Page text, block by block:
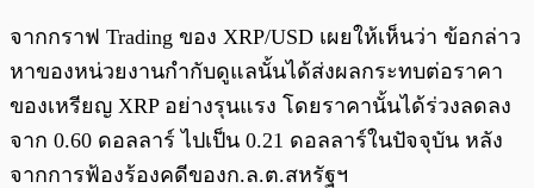
จากกราฟ Trading ของ XRP/USD เผยให้เห็นว่า ข้อกล่าว
หาของหน่วยงานกำกับดูแลนั้นได้ส่งผลกระทบต่อราคา
ของเหรียญ XRP อย่างรุนแรง โดยราคานั้นได้ร่วงลดลง
จาก 0.60 ดอลลาร์ ไปเป็น 0.21 ดอลลาร์ในปัจจุบัน หลัง
จากการฟ้องร้องคดีของก.ล.ต.สหรัฐฯ